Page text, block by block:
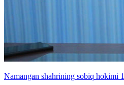
Namangan shahrining sobiq hokimi